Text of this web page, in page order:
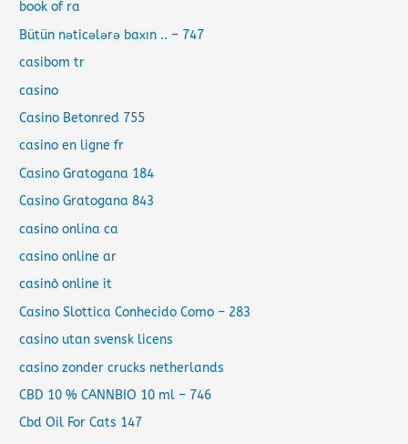
book of ra
Bütün nəticələrə baxın .. – 747
casibom tr
casino
Casino Betonred 755
casino en ligne fr
Casino Gratogana 184
Casino Gratogana 843
casino onlina ca
casino online ar
casinò online it
Casino Slottica Conhecido Como – 283
casino utan svensk licens
casino zonder crucks netherlands
CBD 10 % CANNBIO 10 ml – 746
Cbd Oil For Cats 147